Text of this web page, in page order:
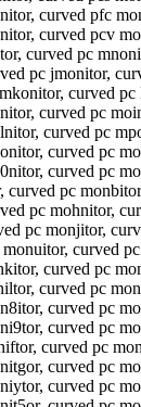
curved pfc
curved pcv
curved pc
pc jmonitor,
curved
curved pc
curved pc
curved pc
curved pc
curved pc
pc mohnitor,
pc monjitor,
curved
curved pc
curved pc
curved pc
curved pc
curved pc
curved pc
curved pc